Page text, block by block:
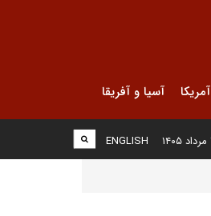
آمریکا آسیا و آفریقا
ENGLISH